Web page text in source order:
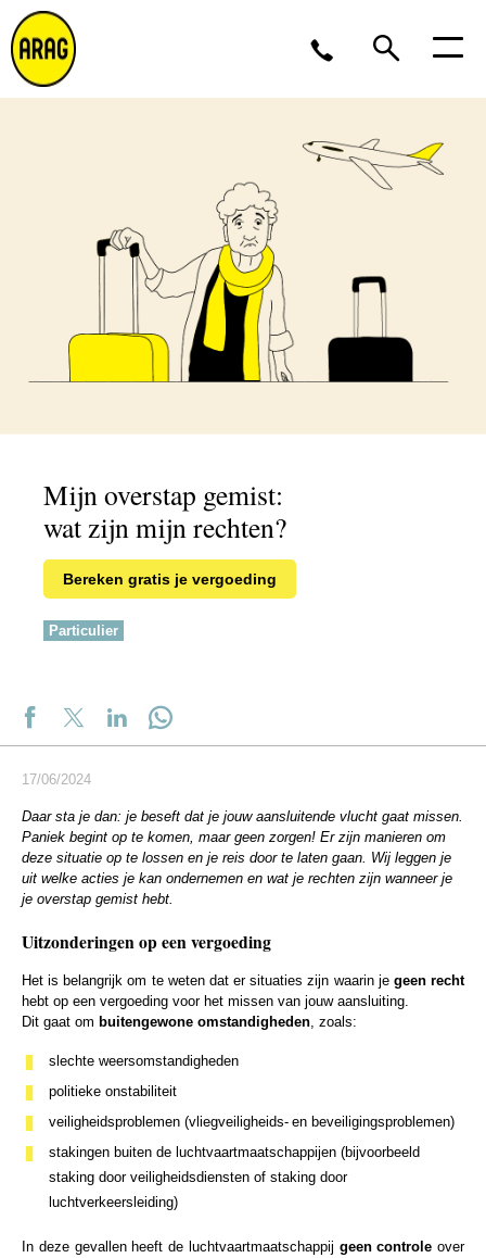
Ma/Do 9 – 17, Vr 9 – 16
02 643 12 11
Mijn overstap gemist:
wat zijn mijn rechten?
Bereken gratis je vergoeding
Particulier
17/06/2024
Daar sta je dan: je beseft dat je jouw aansluitende vlucht gaat missen.
Paniek begint op te komen, maar geen zorgen! Er zijn manieren om
deze situatie op te lossen en je reis door te laten gaan. Wij leggen je
uit welke acties je kan ondernemen en wat je rechten zijn wanneer je
je overstap gemist hebt.
Uitzonderingen op een vergoeding
Het is belangrijk om te weten dat er situaties zijn waarin je geen recht
hebt op een vergoeding voor het missen van jouw aansluiting.
Dit gaat om buitengewone omstandigheden, zoals:
slechte weersomstandigheden
politieke onstabiliteit
veiligheidsproblemen (vliegveiligheids- en beveiligingsproblemen)
stakingen buiten de luchtvaartmaatschappijen (bijvoorbeeld
staking door veiligheidsdiensten of staking door
luchtverkeersleiding)
In deze gevallen heeft de luchtvaartmaatschappij geen controle over